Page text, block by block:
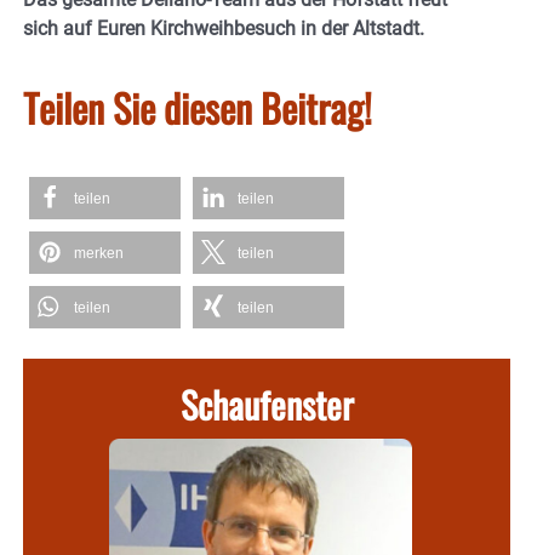
sich auf Euren Kirchweihbesuch in der Altstadt.
Teilen Sie diesen Beitrag!
teilen teilen
merken teilen
teilen teilen
Schaufenster